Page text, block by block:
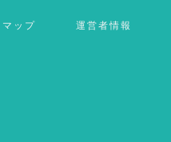
ップ 運営者情報